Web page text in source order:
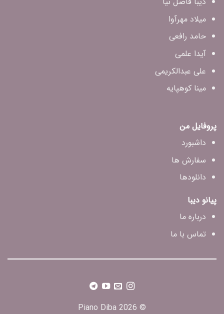
میلاد مهرآوا
حامد رافعی
آیدا علمی
علی عبدالکریمی
مینا کوهپایه
پروفایل من
داشبورد
سفارش ها
دانلودها
پیانو دیبا
درباره ما
تماس با ما
© 2026 Piano Diba